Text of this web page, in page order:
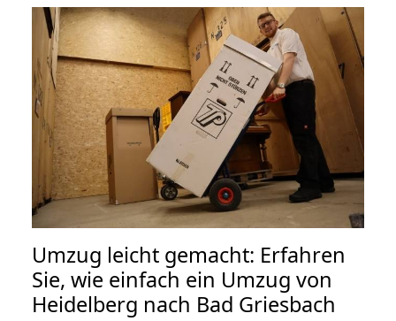
Umzug leicht gemacht: Erfahren
Sie, wie einfach ein Umzug von
Heidelberg nach Bad Griesbach